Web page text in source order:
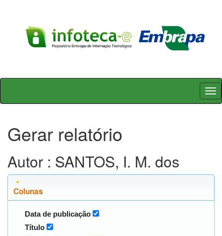
Skip
Gerar relatório
Autor : SANTOS, I. M. dos
Colunas
Data de publicação
Título